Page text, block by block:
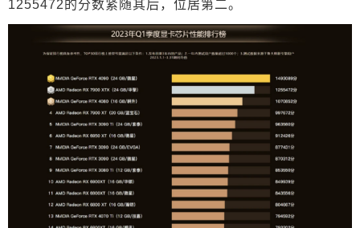
1255472的分数紧随其后，位居第二。